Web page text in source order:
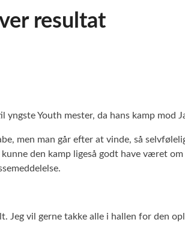
resultat
Youth mester, da hans kamp
men man går efter at vinde, så
den kamp ligeså godt have været
vil gerne takke alle i hallen for den